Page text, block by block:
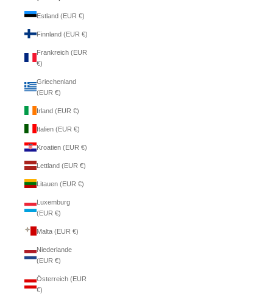
Estland (EUR €)
Finnland (EUR €)
Frankreich (EUR
€)
Griechenland
(EUR €)
Irland (EUR €)
Italien (EUR €)
Kroatien (EUR €)
Lettland (EUR €)
Litauen (EUR €)
Luxemburg
(EUR €)
Malta (EUR €)
Niederlande
(EUR €)
Österreich (EUR
€)